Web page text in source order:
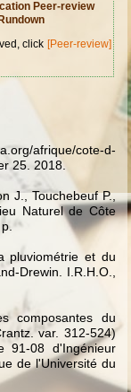
Peer-review
Rundown
click [Peer-review]
afrique/cote-d-
25.2018.
J., Touchebeuf P.,
Naturel de Côte
pluviométrie et du
Drewin. I.R.H.O.,
composantes du
var. 312-524)
91-08 d'Ingénieur
de l'Université du